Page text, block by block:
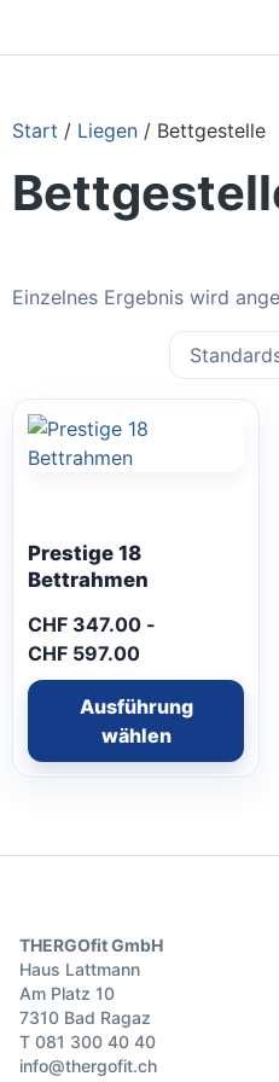
Start / Liegen / Bettgestelle
Einzelnes Ergebnis wird
Prestige 18
Bettrahmen
CHF 347.00 -
CHF 597.00
Ausführung
wählen
THERGOfit GmbH
Haus Lattmann
Am Platz 10
7310 Bad Ragaz
T 081 300 40 40
info@thergofit.ch